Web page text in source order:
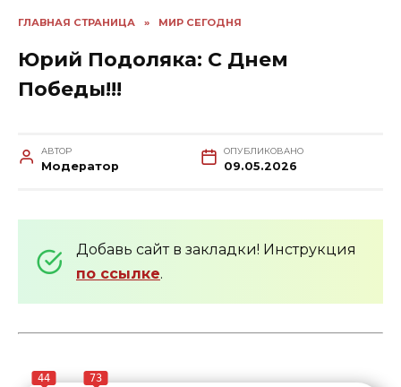
ГЛАВНАЯ СТРАНИЦА » МИР СЕГОДНЯ
Юрий Подоляка: С Днем
Победы!!!
АВТОР
Модератор
ОПУБЛИКОВАНО
09.05.2026
Добавь сайт в закладки! Инструкция
по ссылке.
44 73